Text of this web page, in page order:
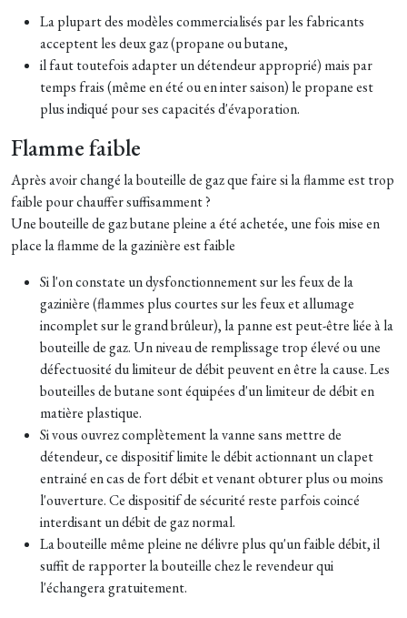
La plupart des modèles commercialisés par les fabricants
acceptent les deux gaz (propane ou butane,
il faut toutefois adapter un détendeur approprié) mais par
temps frais (même en été ou en inter saison) le propane est
plus indiqué pour ses capacités d'évaporation.
Flamme faible
Après avoir changé la bouteille de gaz que faire si la flamme est trop
faible pour chauffer suffisamment ?
Une bouteille de gaz butane pleine a été achetée, une fois mise en
place la flamme de la gazinière est faible
Si l'on constate un dysfonctionnement sur les feux de la
gazinière (flammes plus courtes sur les feux et allumage
incomplet sur le grand brûleur), la panne est peut-être liée à la
bouteille de gaz. Un niveau de remplissage trop élevé ou une
défectuosité du limiteur de débit peuvent en être la cause. Les
bouteilles de butane sont équipées d'un limiteur de débit en
matière plastique.
Si vous ouvrez complètement la vanne sans mettre de
détendeur, ce dispositif limite le débit actionnant un clapet
entrainé en cas de fort débit et venant obturer plus ou moins
l'ouverture. Ce dispositif de sécurité reste parfois coincé
interdisant un débit de gaz normal.
La bouteille même pleine ne délivre plus qu'un faible débit, il
suffit de rapporter la bouteille chez le revendeur qui
l'échangera gratuitement.